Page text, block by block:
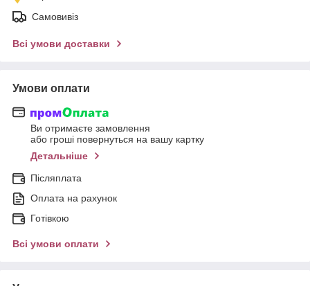
Самовивіз
Всі умови доставки
Умови оплати
Ви отримаєте замовлення
або гроші повернуться на вашу картку
Детальніше
Післяплата
Оплата на рахунок
Готівкою
Всі умови оплати